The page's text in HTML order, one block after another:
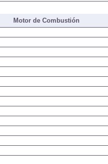
Motor de Combustión